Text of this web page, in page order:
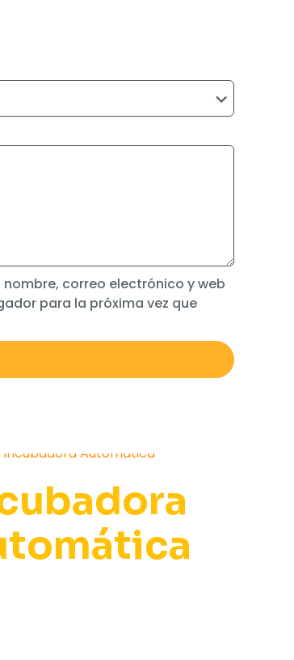
nombre, correo electrónico y web
para la próxima vez que